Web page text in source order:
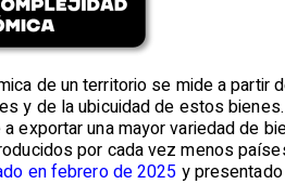
de un territorio se mide a partir
y de la ubicuidad de estos
exportar una mayor variedad de
por cada vez menos
en febrero de 2025 y